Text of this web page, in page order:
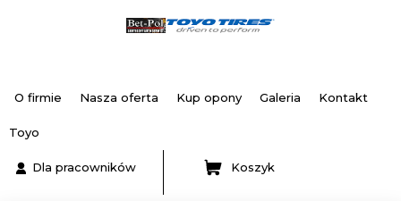
O firmie Nasza oferta Kup opony Galeria Kontakt
Toyo
Dla pracowników Koszyk